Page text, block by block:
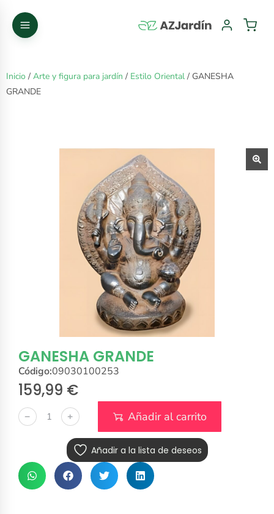
Inicio / Arte y figura para jardín / Estilo Oriental / GANESHA
GRANDE
GANESHA GRANDE
Código:09030100253
159,99 €
﹣ ﹢ Añadir al carrito
Añadir a la lista de deseos